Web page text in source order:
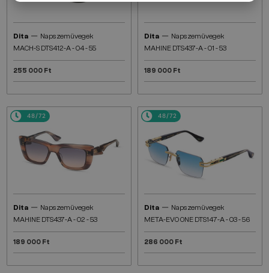
Dita — Napszemüvegek
MACH-S DTS412-A - 04 - 55
255 000 Ft
Dita — Napszemüvegek
MAHINE DTS437-A - 01 - 53
189 000 Ft
48/72
Dita — Napszemüvegek
MAHINE DTS437-A - 02 - 53
189 000 Ft
48/72
Dita — Napszemüvegek
META-EVO ONE DTS147-A - 03 - 56
286 000 Ft